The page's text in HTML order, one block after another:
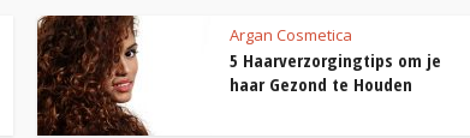
Argan Cosmetica
5 Haarverzorgingtips om je
haar Gezond te Houden